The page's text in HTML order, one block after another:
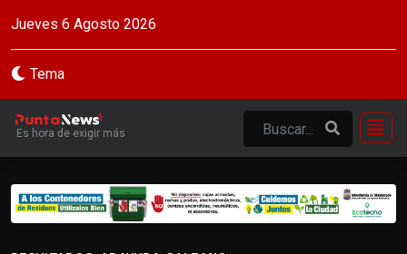
Jueves 6 Agosto 2026
Tema
Es hora de exigir más